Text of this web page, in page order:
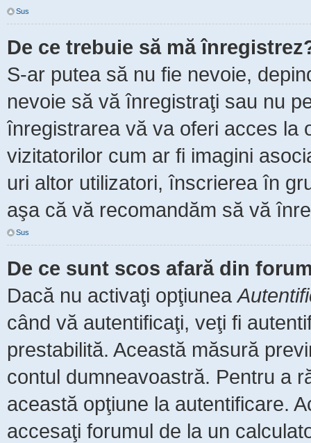
Sus
De ce trebuie să mă
S-ar putea să nu fie nevoie,
nevoie să vă înregistraţi sau nu
înregistrarea vă va oferi acces la
vizitatorilor cum ar fi imagini
uri altor utilizatori, înscrierea în
aşa că vă recomandăm să vă
Sus
De ce sunt scos afară din
Dacă nu activaţi opţiunea
când vă autentificaţi, veţi fi
prestabilită. Această măsură
contul dumneavoastră. Pentru a
această opţiune la autentificare.
accesaţi forumul de la un